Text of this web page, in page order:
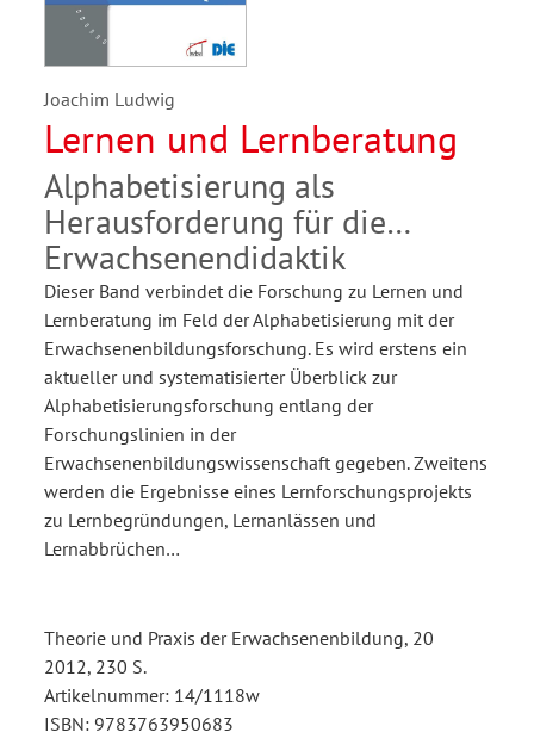
Joachim Ludwig
Lernen und Lernberatung
Alphabetisierung als
Herausforderung für die
Erwachsenendidaktik
Dieser Band verbindet die Forschung zu Lernen und
Lernberatung im Feld der Alphabetisierung mit der
Erwachsenenbildungsforschung. Es wird erstens ein
aktueller und systematisierter Überblick zur
Alphabetisierungsforschung entlang der
Forschungslinien in der
Erwachsenenbildungswissenschaft gegeben. Zweitens
werden die Ergebnisse eines Lernforschungsprojekts
zu Lernbegründungen, Lernanlässen und
Lernabbrüchen…
Theorie und Praxis der Erwachsenenbildung, 20
2012, 230 S.
Artikelnummer: 14/1118w
ISBN: 9783763950683